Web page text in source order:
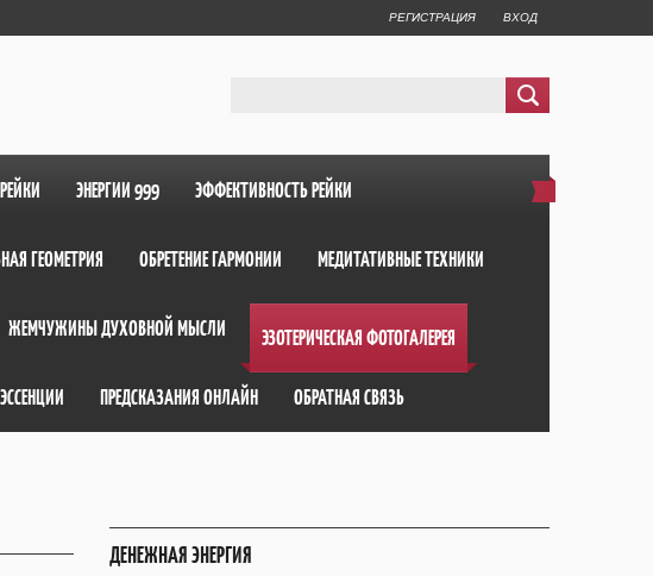
РЕГИСТРАЦИЯ ВХОД
ЭНЕРГИИ 999 ЭФФЕКТИВНОСТЬ РЕЙКИ
ГЕОМЕТРИЯ ОБРЕТЕНИЕ ГАРМОНИИ МЕДИТАТИВНЫЕ ТЕХНИКИ
ЖЕМЧУЖИНЫ ДУХОВНОЙ МЫСЛИ ЭЗОТЕРИЧЕСКАЯ ФОТОГАЛЕРЕЯ
ПРЕДСКАЗАНИЯ ОНЛАЙН ОБРАТНАЯ СВЯЗЬ
ДЕНЕЖНАЯ ЭНЕРГИЯ